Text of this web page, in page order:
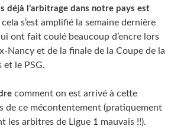
déjà l’arbitrage dans notre pays est
s’est amplifié la semaine dernière
ont fait coulé beaucoup d’encre lors
Nancy et de la finale de la Coupe de la
et le PSG.
comment on est arrivé à cette
de ce mécontentement (pratiquement
les arbitres de Ligue 1 mauvais !!).